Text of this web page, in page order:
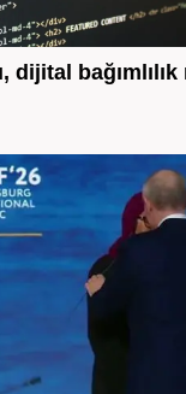
dijital bağımlılık